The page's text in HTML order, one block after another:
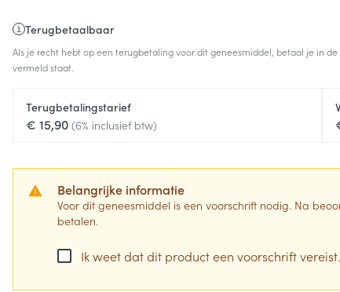
Terugbetaalbaar
Als je recht hebt op een terugbetaling voor dit geneesmiddel, betaal je in
vermeld staat.
Terugbetalingstarief
€ 15,90 (6% inclusief btw)
Belangrijke informatie
Voor dit geneesmiddel is een voorschrift nodig. Na
betalen.
Ik weet dat dit product een voorschrift vereist.